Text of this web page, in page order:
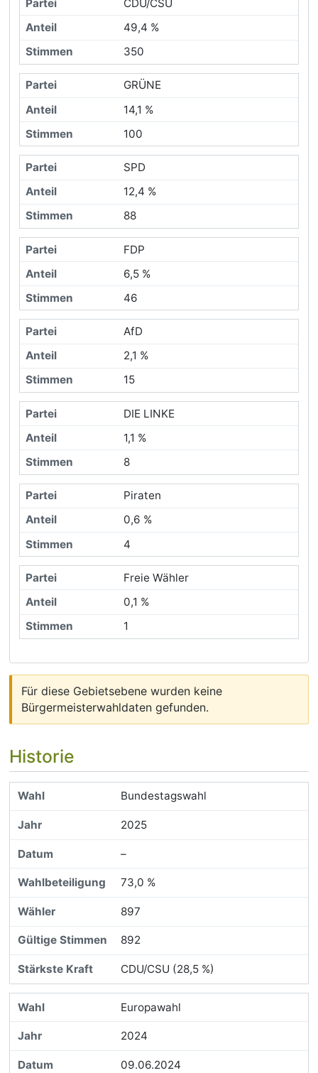
CDU/CSU
49,4 %
350
GRÜNE
14,1 %
100
SPD
12,4 %
88
FDP
6,5 %
46
AfD
2,1 %
15
DIE LINKE
1,1 %
8
Piraten
0,6 %
4
Freie Wähler
0,1 %
1
Für diese Gebietsebene wurden keine
Bürgermeisterwahldaten gefunden.
Historie
Bundestagswahl
2025
–
73,0 %
897
892
CDU/CSU (28,5 %)
Europawahl
2024
09.06.2024